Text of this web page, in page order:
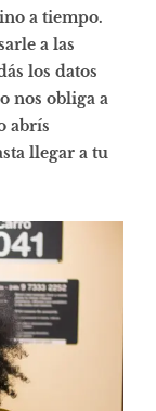
a tiempo.
a las
los datos
nos obliga a
abrís
llegar a tu